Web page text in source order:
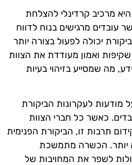
היא מרכיב קרדינלי להצלחת
עובדים מרגישים בנוח לדווח
יכולה לפעול בצורה יותר
ואמון מעודדת את הצוות
מה שמסייע בזיהוי בעיות
מודעות לעקרונות הביקורת
כאשר כל חברי הצוות
תרבות זו, הביקורת הפנימית
יותר. הכשרה מתמשכת
לשפר את המחויבות של